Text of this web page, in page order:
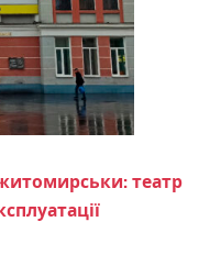
театр